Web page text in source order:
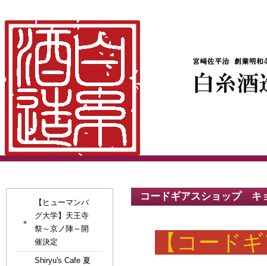
コードギアスショップ キ
【コード
【ヒューマンバ
グ大学】天王寺
祭～京ノ陣～開
催決定
Shiryu's Cafe 夏